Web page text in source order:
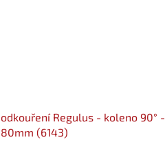
odkouření Regulus - koleno 90° -
80mm (6143)